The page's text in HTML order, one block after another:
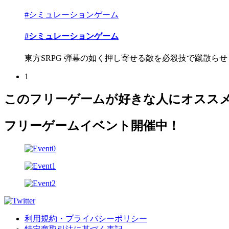
#シミュレーションゲーム
#シミュレーションゲーム
東方SRPG 弾幕の如く押し寄せる敵を必殺技で蹴散らせ
1
このフリーゲームが好きな人にオスス
フリーゲームイベント開催中！
利用規約・プライバシーポリシー